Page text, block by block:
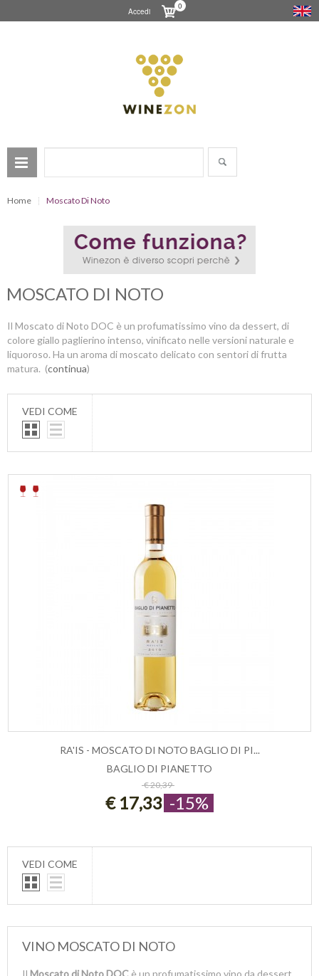
Accedi
0
Home Moscato Di Noto
MOSCATO DI NOTO
Il Moscato di Noto DOC è un profumatissimo vino da dessert, di
colore giallo paglierino intenso, vinificato nelle versioni naturale e
liquoroso. Ha un aroma di moscato delicato con sentori di frutta
matura. (continua)
VEDI COME
ESAURITO
RA'IS - MOSCATO DI NOTO BAGLIO DI PI...
BAGLIO DI PIANETTO
€ 20,39
€ 17,33 -15%
VEDI COME
VINO MOSCATO DI NOTO
Il Moscato di Noto DOC è un profumatissimo vino da dessert,